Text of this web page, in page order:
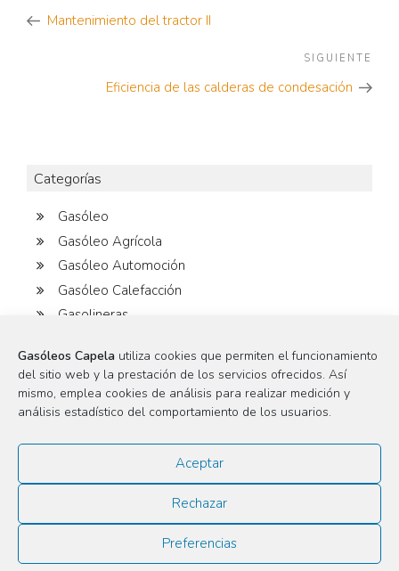
Gasóleos Capela utiliza cookies que permiten el funcionamiento
del sitio web y la prestación de los servicios ofrecidos. Así
mismo, emplea cookies de análisis para realizar medición y
análisis estadístico del comportamiento de los usuarios.
Aceptar
Rechazar
Preferencias
entradas
Anterior
Mantenimiento del tractor II
SIGUIENTE
Eficiencia de las calderas de condesación
Categorías
Gasóleo
Gasóleo Agrícola
Gasóleo Automoción
Gasóleo Calefacción
Gasolineras
Etiquetas
Ahorro
Automoción caldera
Calefacción
Fraude Gasoil